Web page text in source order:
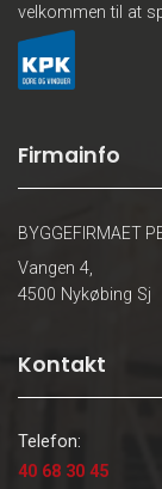
velkommen til at
Firmainfo
BYGGEFIRMAET
Vangen 4,
4500 Nykøbing Sj
Kontakt
Telefon:
40 68 30 45